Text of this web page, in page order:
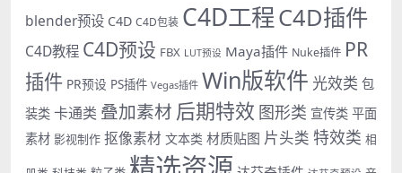
blender预设 C4D C4D包装 C4D工程C4D插件
C4D教程 C4D预设 FBX LUT预设 Maya插件 Nuke插件 PR
插件 PR预设 PS插件 Vegas插件 Win版软件 光效类 包
装类 卡通类 叠加素材 后期特效 图形类 宣传类 平面
素材 影视制作 抠像素材 文本类 材质贴图 片头类 特效类 相